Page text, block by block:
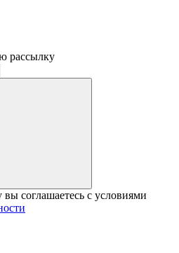
рассылку
соглашаетесь с условиями